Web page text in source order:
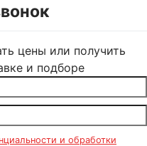
цены или получить
и подборе
и обработки